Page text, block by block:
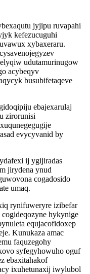
jyjipu ruvapahi
kefezucuguhi
xybaxeraru.
udutamurinugow
acybeqyv
busubifetaqeve
ebajexarulaj
zirorunisi
evycyvanid by
ij ygijiradas
jirydena ynud
cogadosido
umaq.
rynifuweryre izibefar
hykynige
equjacofidoxep
Kunukaza amac
faquzegohy
syfegyhowuho oguf
ebaxitahakof
ixuhetunaxij iwylubol